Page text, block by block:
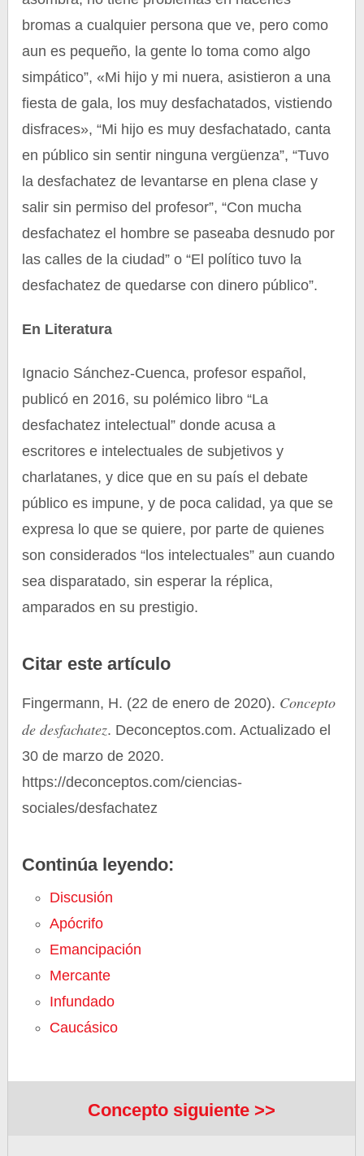
bromas a cualquier persona que ve, pero como
aun es pequeño, la gente lo toma como algo
simpático”, «Mi hijo y mi nuera, asistieron a una
fiesta de gala, los muy desfachatados, vistiendo
disfraces», “Mi hijo es muy desfachatado, canta
en público sin sentir ninguna vergüenza”, “Tuvo
la desfachatez de levantarse en plena clase y
salir sin permiso del profesor”, “Con mucha
desfachatez el hombre se paseaba desnudo por
las calles de la ciudad” o “El político tuvo la
desfachatez de quedarse con dinero público”.
En Literatura
Ignacio Sánchez-Cuenca, profesor español,
publicó en 2016, su polémico libro “La
desfachatez intelectual” donde acusa a
escritores e intelectuales de subjetivos y
charlatanes, y dice que en su país el debate
público es impune, y de poca calidad, ya que se
expresa lo que se quiere, por parte de quienes
son considerados “los intelectuales” aun cuando
sea disparatado, sin esperar la réplica,
amparados en su prestigio.
Citar este artículo
Fingermann, H. (22 de enero de 2020). Concepto
de desfachatez. Deconceptos.com. Actualizado el
30 de marzo de 2020.
https://deconceptos.com/ciencias-
sociales/desfachatez
Continúa leyendo:
Discusión
Apócrifo
Emancipación
Mercante
Infundado
Caucásico
Concepto siguiente >>